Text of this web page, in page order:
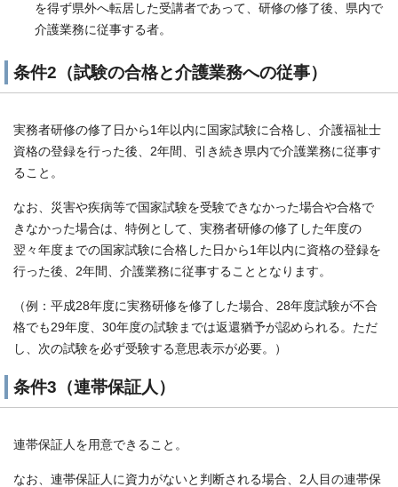
を得ず県外へ転居した受講者であって、研修の修了後、県内で
介護業務に従事する者。
条件2（試験の合格と介護業務への従事）
実務者研修の修了日から1年以内に国家試験に合格し、介護福祉士
資格の登録を行った後、2年間、引き続き県内で介護業務に従事す
ること。
なお、災害や疾病等で国家試験を受験できなかった場合や合格で
きなかった場合は、特例として、実務者研修の修了した年度の
翌々年度までの国家試験に合格した日から1年以内に資格の登録を
行った後、2年間、介護業務に従事することとなります。
（例：平成28年度に実務研修を修了した場合、28年度試験が不合
格でも29年度、30年度の試験までは返還猶予が認められる。ただ
し、次の試験を必ず受験する意思表示が必要。）
条件3（連帯保証人）
連帯保証人を用意できること。
なお、連帯保証人に資力がないと判断される場合、2人目の連帯保